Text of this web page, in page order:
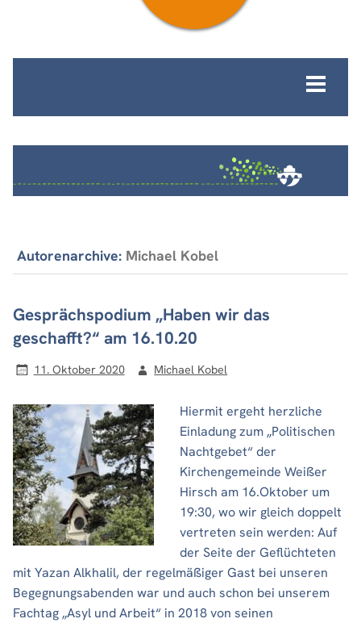
Autorenarchive: Michael Kobel
Gesprächspodium „Haben wir das
geschafft?“ am 16.10.20
11. Oktober 2020 Michael Kobel
Hiermit ergeht herzliche
Einladung zum „Politischen
Nachtgebet“ der
Kirchengemeinde Weißer
Hirsch am 16.Oktober um
19:30, wo wir gleich doppelt
vertreten sein werden: Auf
der Seite der Geflüchteten
mit Yazan Alkhalil, der regelmäßiger Gast bei unseren
Begegnungsabenden war und auch schon bei unserem
Fachtag „Asyl und Arbeit“ in 2018 von seinen